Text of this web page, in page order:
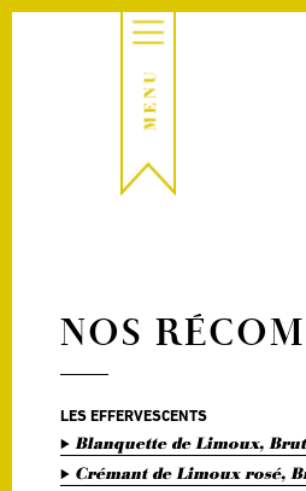
NOS
LES EFFERVESCENTS
Blanquette de Limoux, Brut
Crémant de Limoux rosé,